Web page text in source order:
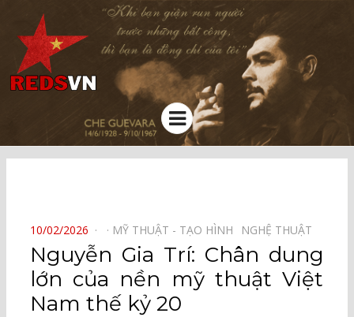
Kênh chia sẻ tri thức cộng đồng
Menu
POSTED
ON
10/02/2026 MỸ THUẬT - TẠO HÌNH⠀ NGHỆ THUẬT⠀
Nguyễn Gia Trí: Chân dung
lớn của nền mỹ thuật Việt
Nam thế kỷ 20